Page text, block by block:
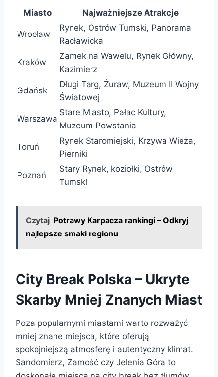
Miasto Najważniejsze Atrakcje
Wrocław
Rynek, Ostrów Tumski, Panorama
Racławicka
Kraków
Zamek na Wawelu, Rynek Główny,
Kazimierz
Gdańsk
Długi Targ, Żuraw, Muzeum II Wojny
Światowej
Warszawa
Stare Miasto, Pałac Kultury,
Muzeum Powstania
Toruń
Rynek Staromiejski, Krzywa Wieża,
Pierniki
Poznań
Stary Rynek, koziołki, Ostrów
Tumski
Czytaj Potrawy Karpacza rankingi – Odkryj
najlepsze smaki regionu
City Break Polska – Ukryte
Skarby Mniej Znanych Miast
Poza popularnymi miastami warto rozważyć
mniej znane miejsca, które oferują
spokojniejszą atmosferę i autentyczny klimat.
Sandomierz, Zamość czy Jelenia Góra to